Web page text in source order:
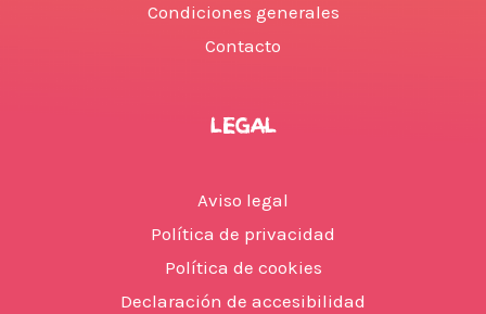
Condiciones generales
Contacto
LEGAL
Aviso legal
Política de privacidad
Política de cookies
Declaración de accesibilidad